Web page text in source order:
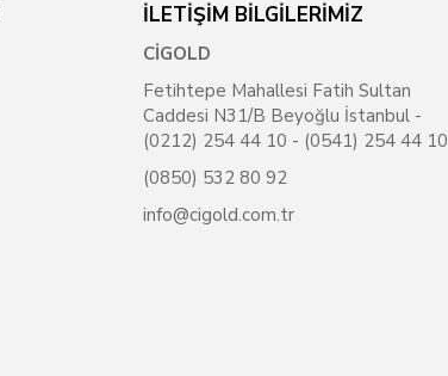
İLETİŞİM BİLGİLERİMİZ
CİGOLD
Fetihtepe Mahallesi Fatih Sultan
Caddesi N31/B Beyoğlu İstanbul -
(0212) 254 44 10 - (0541) 254 44 10
(0850) 532 80 92
info@cigold.com.tr